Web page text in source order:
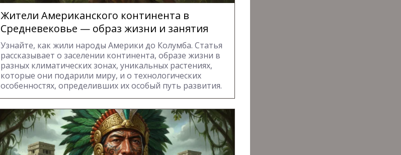
Жители Американского континента в
Средневековье — образ жизни и занятия
Узнайте, как жили народы Америки до Колумба. Статья
рассказывает о заселении континента, образе жизни в
разных климатических зонах, уникальных растениях,
которые они подарили миру, и о технологических
особенностях, определивших их особый путь развития.